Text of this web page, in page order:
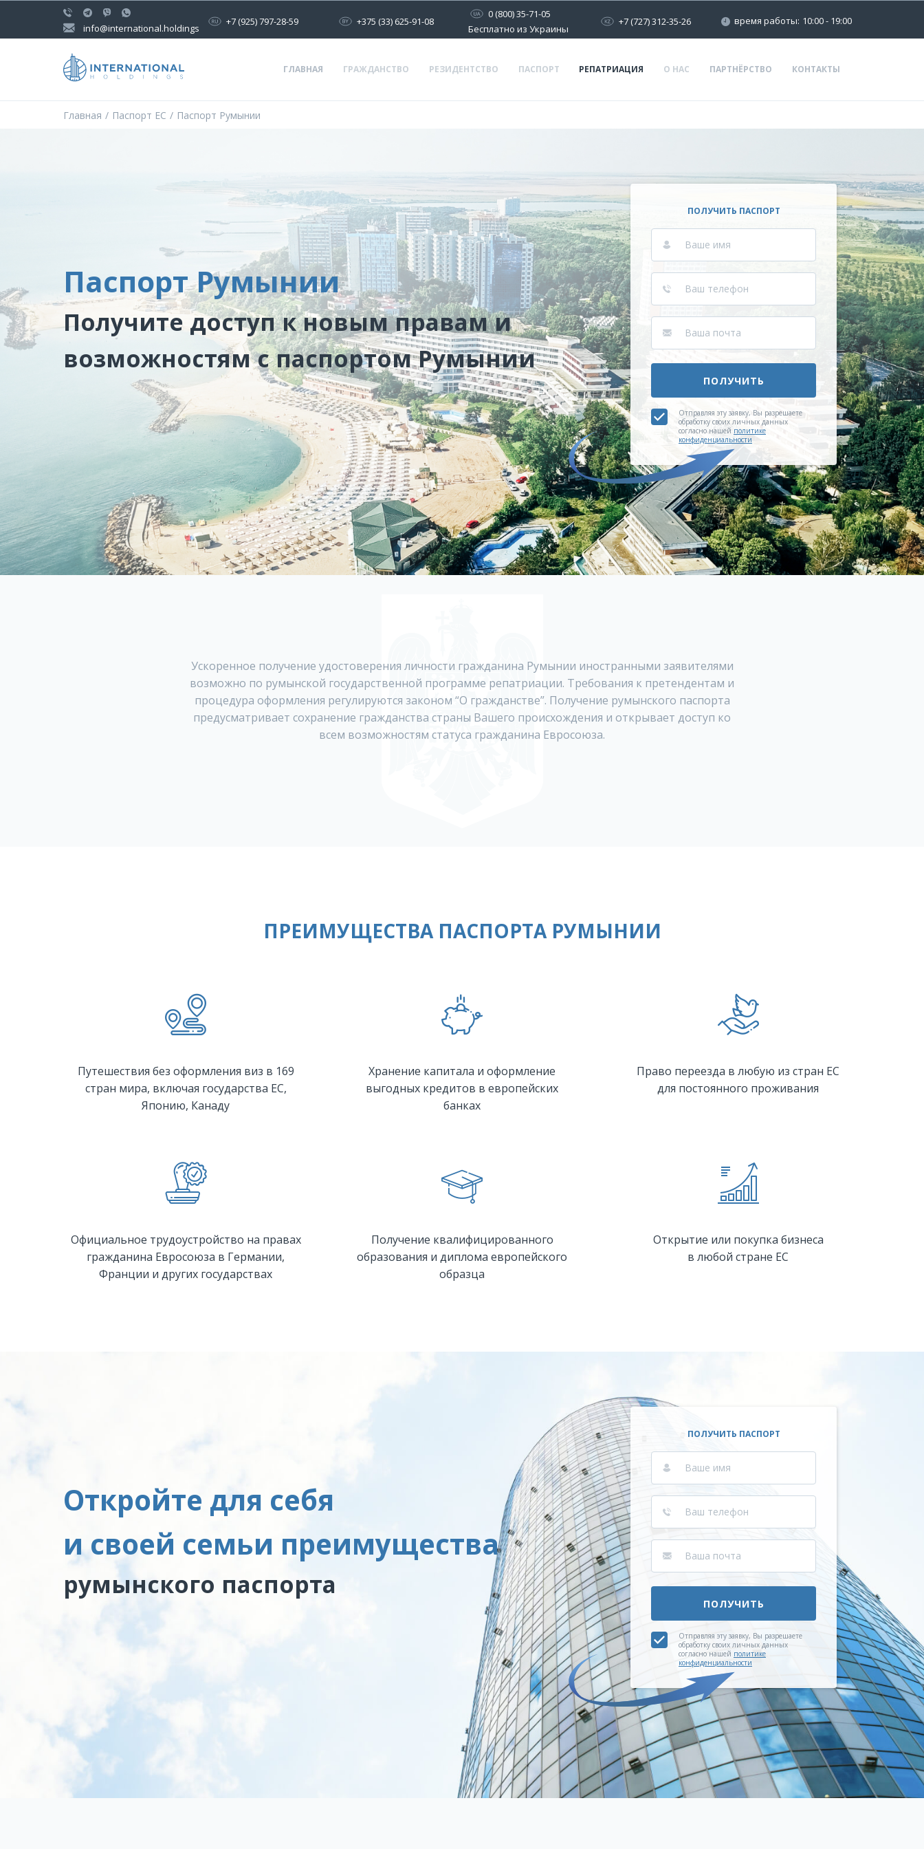
info@international.holdings
+7 (925) 797-28-59 +375 (33) 625-91-08
0 (800) 35-71-05
Бесплатно из Украины
+7 (727) 312-35-26 время работы: 10:00 - 19:00
ГЛАВНАЯ ГРАЖДАНСТВО РЕЗИДЕНТСТВО ПАСПОРТ РЕПАТРИАЦИЯ О НАС ПАРТНЁРСТВО КОНТАКТЫ
Главная Паспорт ЕС Паспорт Румынии
Паспорт Румынии
Получите доступ к новым правам и
возможностям с паспортом Румынии
ПОЛУЧИТЬ ПАСПОРТ
ПОЛУЧИТЬ
Отправляя эту заявку, Вы разрешаете
обработку своих личных данных
согласно нашей политике
конфиденциальности
Ускоренное получение удостоверения личности гражданина Румынии иностранными заявителями
возможно по румынской государственной программе репатриации. Требования к претендентам и
процедура оформления регулируются законом “О гражданстве”. Получение румынского паспорта
предусматривает сохранение гражданства страны Вашего происхождения и открывает доступ ко
всем возможностям статуса гражданина Евросоюза.
ПРЕИМУЩЕСТВА ПАСПОРТА РУМЫНИИ
Путешествия без оформления виз в 169
стран мира, включая государства ЕС,
Японию, Канаду
Хранение капитала и оформление
выгодных кредитов в европейских
банках
Право переезда в любую из стран ЕС
для постоянного проживания
Официальное трудоустройство на правах
гражданина Евросоюза в Германии,
Франции и других государствах
Получение квалифицированного
образования и диплома европейского
образца
Открытие или покупка бизнеса
в любой стране ЕС
Откройте для себя
и своей семьи преимущества
румынского паспорта
ПОЛУЧИТЬ ПАСПОРТ
ПОЛУЧИТЬ
Отправляя эту заявку, Вы разрешаете
обработку своих личных данных
согласно нашей политике
конфиденциальности